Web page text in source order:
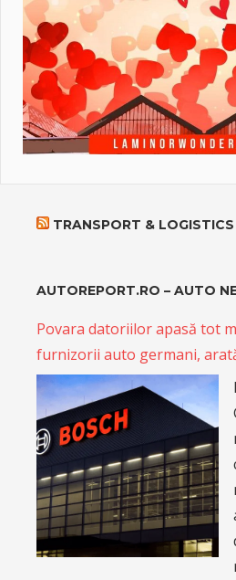
TRANSPORT &
AUTOREPORT.RO – AUTO
Povara datoriilor apasă tot
furnizorii auto germani,